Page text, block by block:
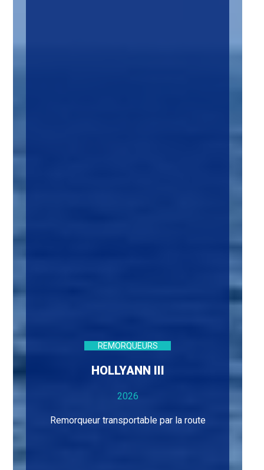
REMORQUEURS
HOLLYANN III
2026
Remorqueur transportable par la route